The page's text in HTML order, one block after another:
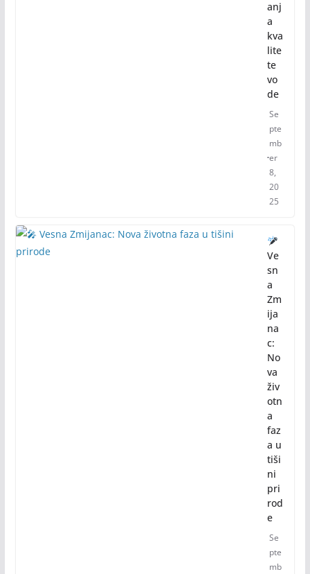
anj
a
kva
lite
te
vo
de
Se
pte
mb
er
8,
20
25
Ve
sn
a
Zm
ija
na
c:
No
va
živ
otn
a
faz
a u
tiši
ni
pri
rod
e
Se
pte
mb